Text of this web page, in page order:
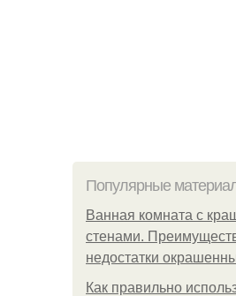
Популярные
Ванная комната с
стенами.
недостатки
Как правильно